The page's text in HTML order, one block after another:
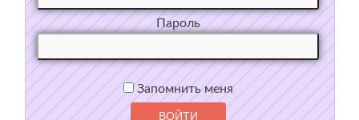
Пароль
Запомнить меня